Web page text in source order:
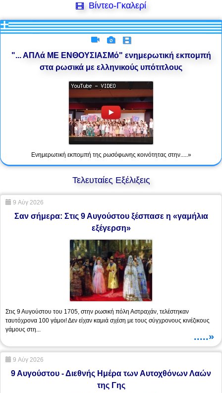
Βίντεο-Γκαλερί
"... ΑΠΛά ΜΕ ΕΝΘΟΥΣΙΑΣΜό" ενημερωτική εκπομπή
στα ρωσικά με ελληνικούς υπότιτλους
Ενημερωτική εκπομπή της ρωσόφωνης κοινότητας στην.....»
Τελευταίες Εξέλιξεις
9 Αύγ 2026
Σαν σήμερα: Στις 9 Αυγούστου ξέσπασε η «γαμήλια
εξέγερση»
Στις 9 Αυγούστου του 1705, στην ρωσική πόλη Αστραχάν, τελέστηκαν
ταυτόχρονα 100 γάμοι! Δεν είχαν καμιά σχέση με τους σύγχρονους κινέζικους
γάμους στη...
.....»
9 Αύγ 2026
9 Αυγούστου - Διεθνής Ημέρα των Αυτοχθόνων Λαών
της Γης